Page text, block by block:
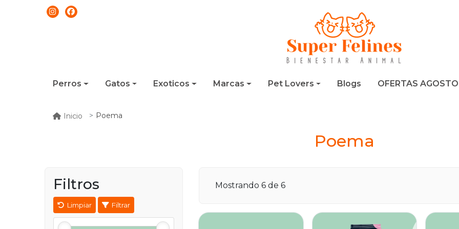
Perros Gatos Exoticos Marcas Pet Lovers Blogs OFERTAS AGOSTO
Inicio Poema
Poema
Filtros
Limpiar Filtrar
Mostrando 6 de 6